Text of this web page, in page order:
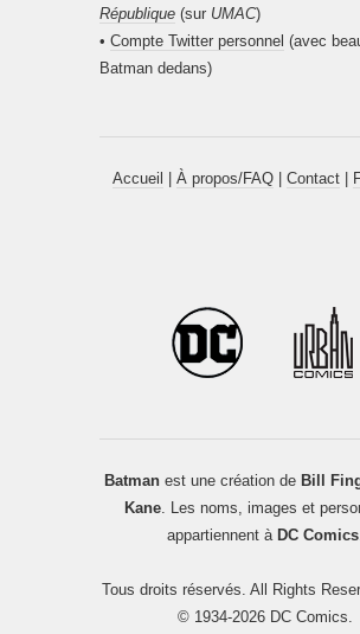
République (sur UMAC)
• Compte Twitter personnel (avec
Batman dedans)
Accueil | À propos/FAQ| Contact|
Batmanest une création de Bill
Kane. Les noms, images et
appartiennent à DC Comics
Tous droits réservés. All Rights
© 1934-2026 DC Comics.